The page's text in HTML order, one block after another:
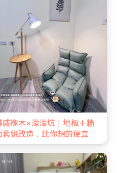
威橡木×濛濛坑｜地板＋牆
套組改造，比你想的便宜